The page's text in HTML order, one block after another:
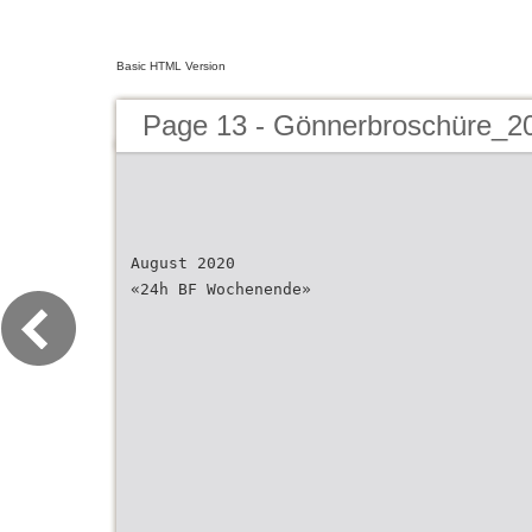
Basic HTML Version
Page 13 -
August 2020
«24h BF Wochenende»